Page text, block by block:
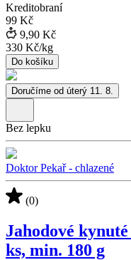
Kreditobraní
99 Kč
9,90 Kč
330 Kč/kg
Do košíku
Doručíme od úterý 11. 8.
Bez lepku
Doktor Pekař - chlazené
(0)
Jahodové
ks, min. 180 g